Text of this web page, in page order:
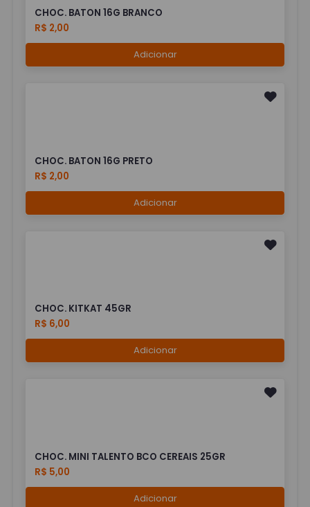
CHOC. BATON 16G BRANCO
R$ 2,00
Adicionar
CHOC. BATON 16G PRETO
R$ 2,00
Adicionar
CHOC. KITKAT 45GR
R$ 6,00
Adicionar
CHOC. MINI TALENTO BCO CEREAIS 25GR
R$ 5,00
Adicionar